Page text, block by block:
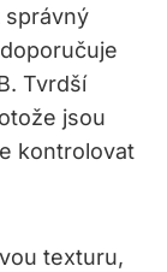
správný
Tvrdší
jsou
kontrolovat
texturu,